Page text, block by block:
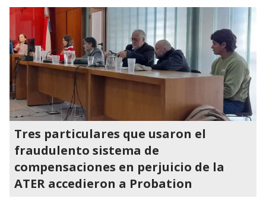
Tres particulares que usaron el
fraudulento sistema de
compensaciones en perjuicio de la
ATER accedieron a Probation